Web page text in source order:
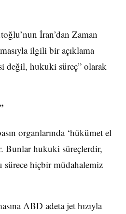
İran’dan Zaman
ilgili bir açıklama
değil, hukuki süreç” olarak
organlarında ‘hükümet el
Bunlar hukuki süreçlerdir,
sürece hiçbir müdahalemiz
ABD adeta jet hızıyla